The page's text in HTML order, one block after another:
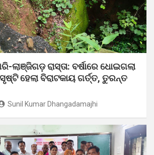
ଲାଞ୍ଜିଗଡ଼ ରାସ୍ତା: ବର୍ଷାରେ ଧୋଇଗଲା
ସୃଷ୍ଟି ହେଲା ବିରାଟକାୟ ଗର୍ତ୍ତ, ତୁରନ୍ତ
Sunil Kumar Dhangadamajhi